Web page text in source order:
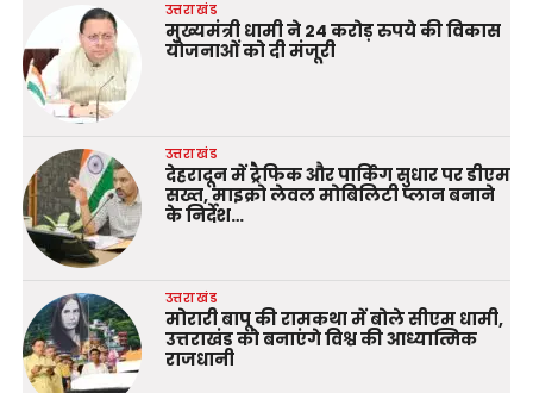
उत्तराखंड
मुख्यमंत्री धामी ने 24 करोड़ रुपये की विकास
योजनाओं को दी मंजूरी
उत्तराखंड
देहरादून में ट्रैफिक और पार्किंग सुधार पर डीएम
सख्त, माइक्रो लेवल मोबिलिटी प्लान बनाने
के निर्देश…
उत्तराखंड
मोरारी बापू की रामकथा में बोले सीएम धामी,
उत्तराखंड को बनाएंगे विश्व की आध्यात्मिक
राजधानी